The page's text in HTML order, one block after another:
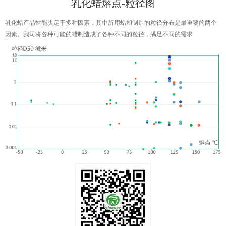
乳化蜡熔点-粒径图
乳化蜡产品性能决定于多种因素，其中所用蜡和制造的粒径分布是最重要的两个
因素。我司将各种可能的蜡制造成了各种不同的粒径，满足不同的需求